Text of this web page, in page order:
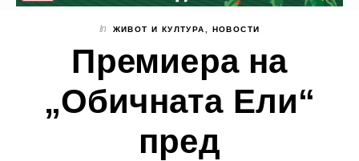
In ЖИВОТ И КУЛТУРА НОВОСТИ
Премиера на
„Обичната Ели“
пред